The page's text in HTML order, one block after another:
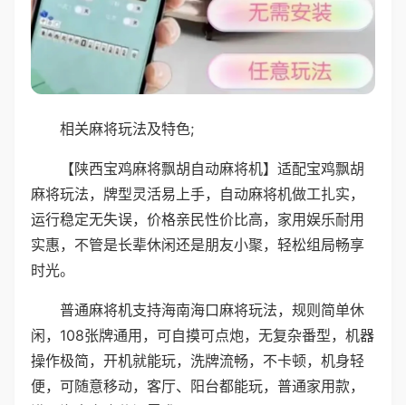
相关麻将玩法及特色;
【陕西宝鸡麻将飘胡自动麻将机】适配宝鸡飘胡
麻将玩法，牌型灵活易上手，自动麻将机做工扎实，
运行稳定无失误，价格亲民性价比高，家用娱乐耐用
实惠，不管是长辈休闲还是朋友小聚，轻松组局畅享
时光。
普通麻将机支持海南海口麻将玩法，规则简单休
闲，108张牌通用，可自摸可点炮，无复杂番型，机器
操作极简，开机就能玩，洗牌流畅，不卡顿，机身轻
便，可随意移动，客厅、阳台都能玩，普通家用款，